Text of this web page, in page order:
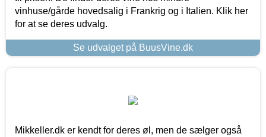
vinhuse/gårde hovedsalig i Frankrig og i Italien. Klik her
for at se deres udvalg.
Se udvalget på BuusVine.dk
Mikkeller.dk er kendt for deres øl, men de sælger også